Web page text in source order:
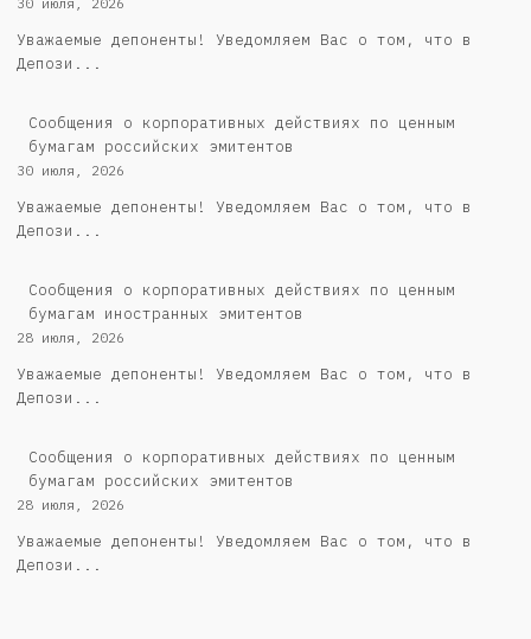
Уважаемые депоненты! Уведомляем Вас о том, что в
Депози...
Cообщения о корпоративных действиях по ценным
бумагам российских эмитентов
30 июля, 2026
Уважаемые депоненты! Уведомляем Вас о том, что в
Депози...
Сообщения о корпоративных действиях по ценным
бумагам иностранных эмитентов
28 июля, 2026
Уважаемые депоненты! Уведомляем Вас о том, что в
Депози...
Cообщения о корпоративных действиях по ценным
бумагам российских эмитентов
28 июля, 2026
Уважаемые депоненты! Уведомляем Вас о том, что в
Депози...